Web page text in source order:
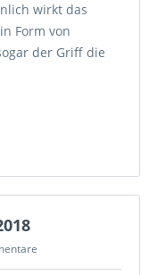
wirkt das
Form von
der Griff die